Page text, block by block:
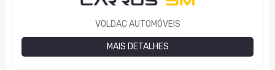
VOLDAC AUTOMÓVEIS
MAIS DETALHES